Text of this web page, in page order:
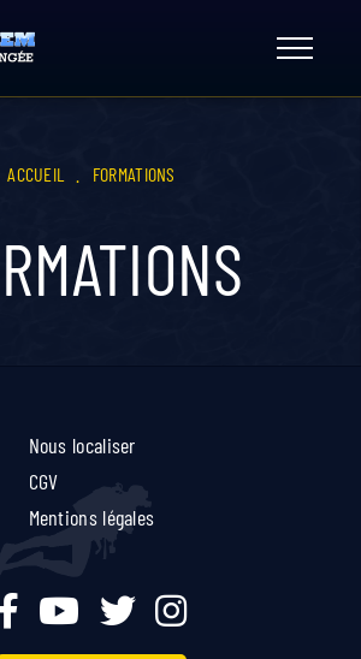
ACCUEIL FORMATIONS
Nous localiser
CGV
Mentions légales